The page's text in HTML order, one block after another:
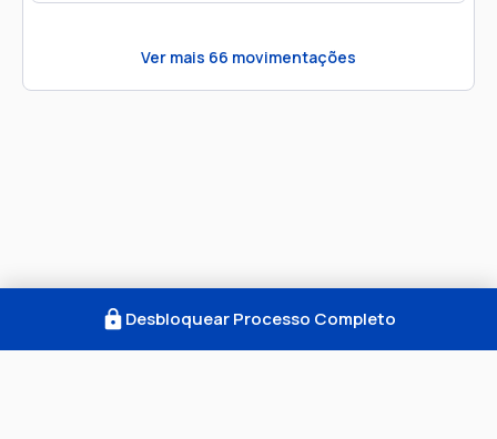
Ver mais 66 movimentações
Desbloquear Processo Completo